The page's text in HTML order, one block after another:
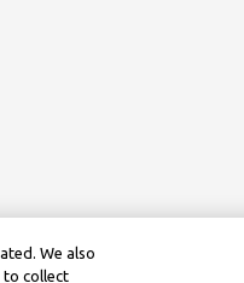
We also
to collect